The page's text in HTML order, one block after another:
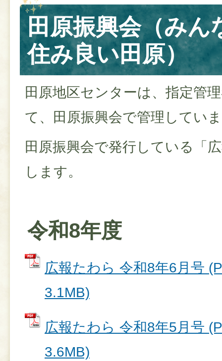
田原振興会（みん
住み良い田原）
田原地区センターは、指定管
て、田原振興会で管理してい
田原振興会で発行している「
します。
令和8年度
広報たわら 令和8年6月号
3.1MB)
広報たわら 令和8年5月号
3.6MB)